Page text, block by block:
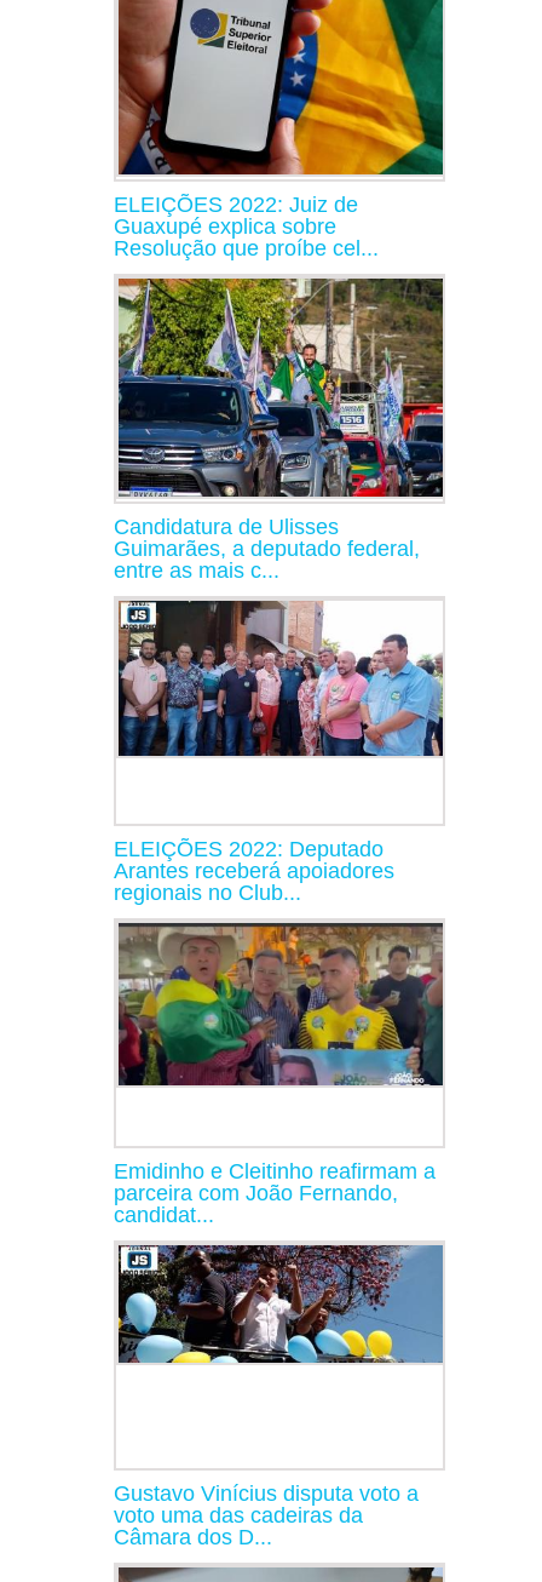
ELEIÇÕES 2022: Juiz de
Guaxupé explica sobre
Resolução que proíbe cel...
Candidatura de Ulisses
Guimarães, a deputado federal,
entre as mais c...
ELEIÇÕES 2022: Deputado
Arantes receberá apoiadores
regionais no Club...
Emidinho e Cleitinho reafirmam a
parceira com João Fernando,
candidat...
Gustavo Vinícius disputa voto a
voto uma das cadeiras da
Câmara dos D...